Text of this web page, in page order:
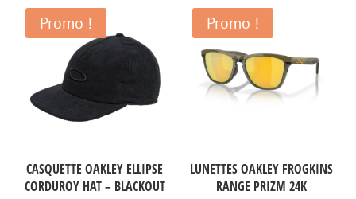
Promo !
CASQUETTE OAKLEY ELLIPSE
CORDUROY HAT – BLACKOUT
Promo !
LUNETTES OAKLEY FROGKINS
RANGE PRIZM 24K